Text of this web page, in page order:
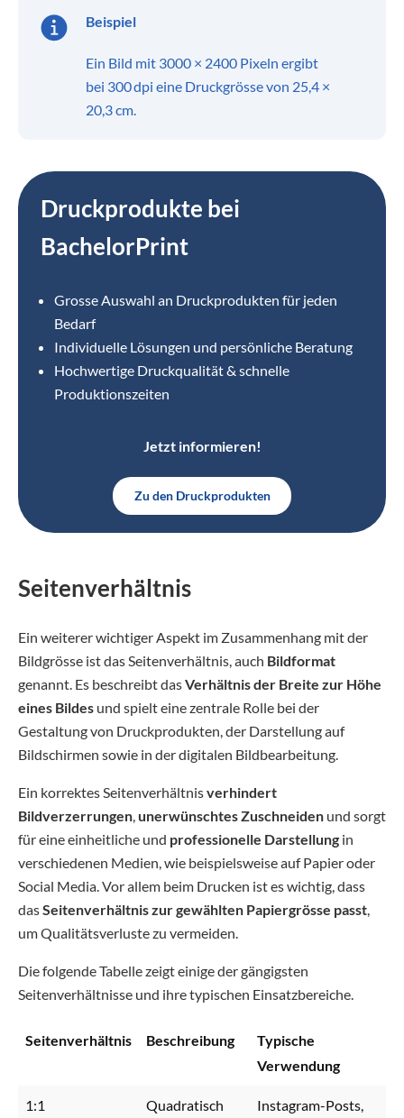
Beispiel
Ein Bild mit 3000 × 2400 Pixeln ergibt
bei 300 dpi eine Druckgrösse von 25,4 ×
20,3 cm.
Druckprodukte bei
BachelorPrint
Grosse Auswahl an Druckprodukten für jeden
Bedarf
Individuelle Lösungen und persönliche Beratung
Hochwertige Druckqualität & schnelle
Produktionszeiten
Jetzt informieren!
Zu den Druckprodukten
Seitenverhältnis
Ein weiterer wichtiger Aspekt im Zusammenhang mit der
Bildgrösse ist das Seitenverhältnis, auch Bildformat
genannt. Es beschreibt dasVerhältnis der Breite zur Höhe
eines Bildes und spielt eine zentrale Rolle bei der
Gestaltung von Druckprodukten, der Darstellung auf
Bildschirmen sowie in der digitalen Bildbearbeitung.
Ein korrektes Seitenverhältnisverhindert
Bildverzerrungen, unerwünschtes Zuschneiden und sorgt
für eine einheitliche und professionelle Darstellung in
verschiedenen Medien, wie beispielsweise auf Papier oder
Social Media. Vor allem beim Drucken ist es wichtig, dass
dasSeitenverhältnis zur gewählten Papiergrösse passt,
um Qualitätsverluste zu vermeiden.
Die folgende Tabelle zeigt einige der gängigsten
Seitenverhältnisse und ihre typischen Einsatzbereiche.
Seitenverhältnis Beschreibung
Typische
Verwendung
1:1 Quadratisch Instagram-Posts,